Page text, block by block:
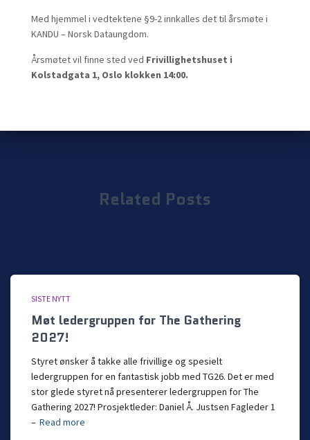
Med hjemmel i vedtektene §9-2 innkalles det til årsmøte i
KANDU – Norsk Dataungdom.
Årsmøtet vil finne sted ved Frivillighetshuset i
Kolstadgata 1, Oslo klokken 14:00.
Related Posts
SISTE NYTT
Møt ledergruppen for The Gathering
2027!
Styret ønsker å takke alle frivillige og spesielt
ledergruppen for en fantastisk jobb med TG26. Det er med
stor glede styret nå presenterer ledergruppen for The
Gathering 2027! Prosjektleder: Daniel Å. Justsen Fagleder 1
– Read more